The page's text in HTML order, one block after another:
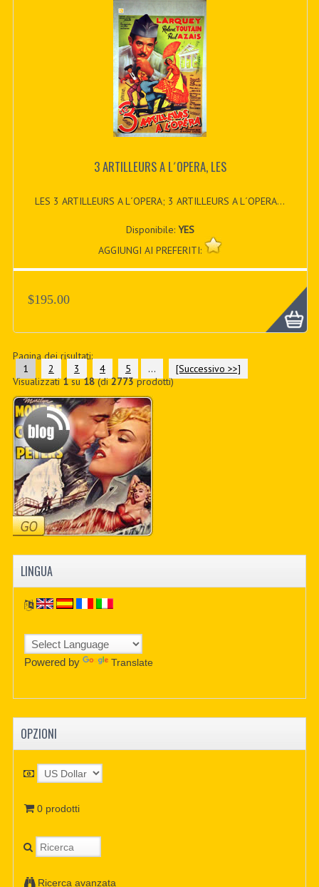
3 ARTILLEURS A L´OPERA, LES
LES 3 ARTILLEURS A L´OPERA; 3 ARTILLEURS A L´OPERA...
Disponibile: YES
AGGIUNGI AI PREFERITI:
$195.00
Pagina dei risultati:
1
2 3 4 5 ...
[Successivo >>]
Visualizzati1su18(di2773prodotti)
LINGUA
Powered by Translate
OPZIONI
0 prodotti
Ricerca avanzata